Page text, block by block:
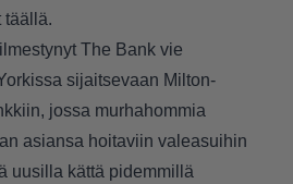
täällä.
The Bank vie
sijaitsevaan Milton-
jossa murhahommia
asiansa hoitaviin valeasuihin
uusilla kättä pidemmillä